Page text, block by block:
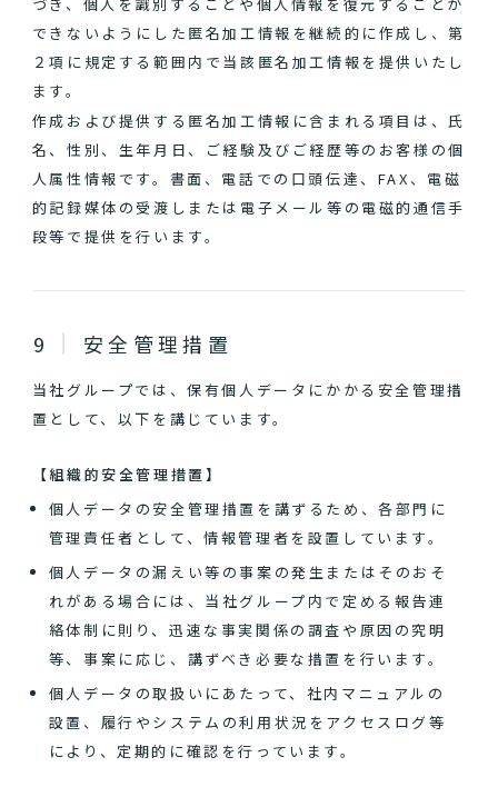
できないようにした匿名加工情報を継続的に作成し、第
２項に規定する範囲内で当該匿名加工情報を提供いたし
ます。
作成および提供する匿名加工情報に含まれる項目は、氏
名、性別、生年月日、ご経験及びご経歴等のお客様の個
人属性情報です。書面、電話での口頭伝達、FAX、電磁
的記録媒体の受渡しまたは電子メール等の電磁的通信手
段等で提供を行います。
安全管理措置
当社グループでは、保有個人データにかかる安全管理措
置として、以下を講じています。
【組織的安全管理措置】
個人データの安全管理措置を講ずるため、各部門に
管理責任者として、情報管理者を設置しています。
個人データの漏えい等の事案の発生またはそのおそ
れがある場合には、当社グループ内で定める報告連
絡体制に則り、迅速な事実関係の調査や原因の究明
等、事案に応じ、講ずべき必要な措置を行います。
個人データの取扱いにあたって、社内マニュアルの
設置、履行やシステムの利用状況をアクセスログ等
により、定期的に確認を行っています。